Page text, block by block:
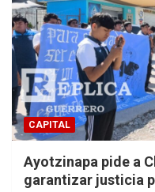
CAPITAL
Ayotzinapa pide a
garantizar justicia